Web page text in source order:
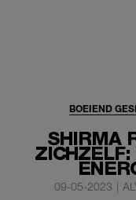
SHIRMA
ZICHZELF:
BOEIEND
09-05-2023 |